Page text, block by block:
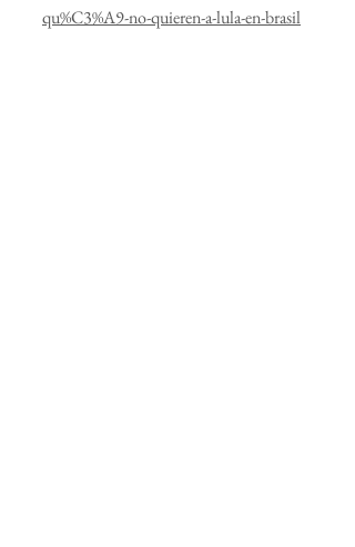
qu%C3%A9-no-quieren-a-lula-en-brasil